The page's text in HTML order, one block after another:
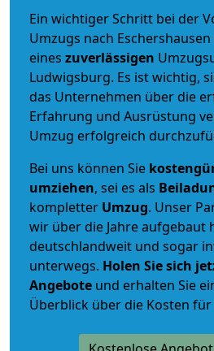
Ein wichtiger Schritt bei der
Umzugs nach
eines zuverlässigen
Ludwigsburg. Es ist wichtig,
das Unternehmen über die
Erfahrung und Ausrüstung
Umzug erfolgreich
Bei uns können Sie
umziehen, sei es als
kompletter Umzug. Unser
wir über die Jahre aufgebaut
deutschlandweit und sogar
unterwegs. Holen Sie sich
Angebote und erhalten Sie
Überblick über die Kosten